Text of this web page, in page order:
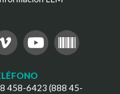
458-6423 (888 45-